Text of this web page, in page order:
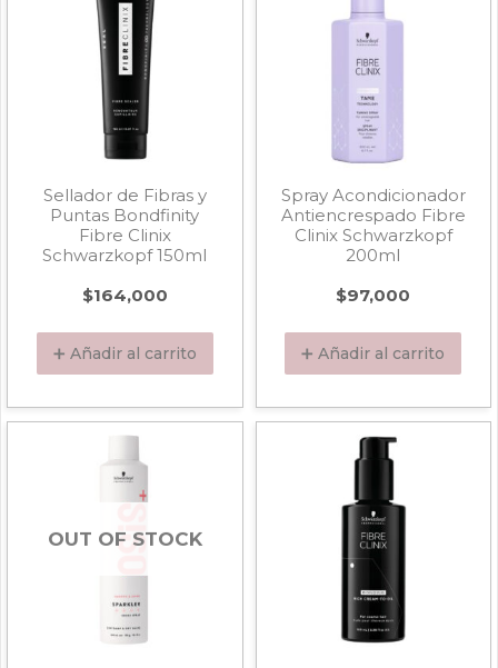
Sellador de Fibras y
Puntas Bondfinity
Fibre Clinix
Schwarzkopf 150ml
$164,000
➕ Añadir al carrito
Spray Acondicionador
Antiencrespado Fibre
Clinix Schwarzkopf
200ml
$97,000
➕ Añadir al carrito
OUT OF STOCK